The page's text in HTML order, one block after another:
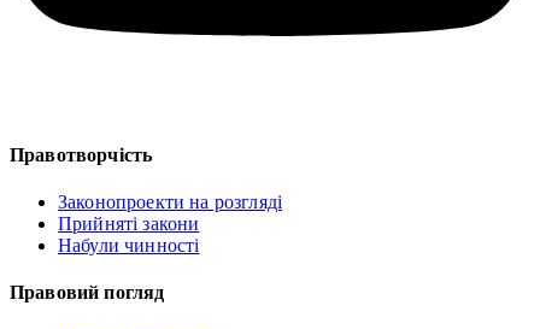
Правотворчість
Законопроекти на розгляді
Прийняті закони
Набули чинності
Правовий погляд